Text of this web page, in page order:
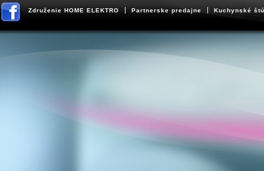
Združenie HOME ELEKTRO Partnerske predajne Kuchynské